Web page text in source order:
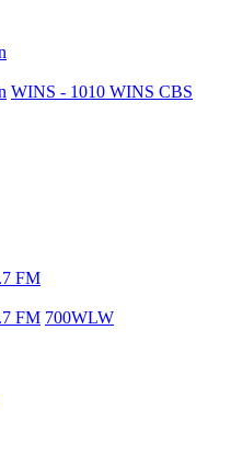
WINS - 1010 WINS CBS
FM
FM 700WLW